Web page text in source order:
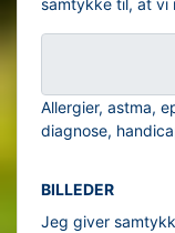
samtykke til, at vi
Allergier, astma,
diagnose,
BILLEDER
Jeg giver